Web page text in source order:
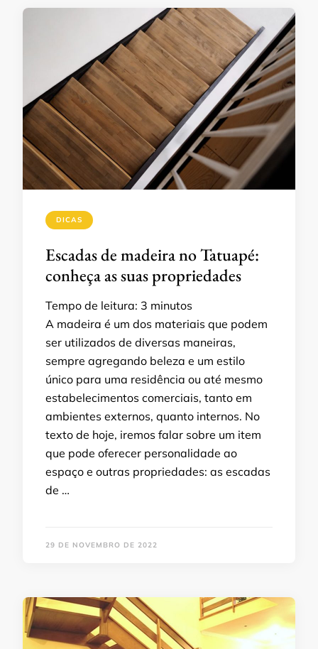
DICAS
Escadas de madeira no Tatuapé:
conheça as suas propriedades
Tempo de leitura: 3 minutos
A madeira é um dos materiais que podem
ser utilizados de diversas maneiras,
sempre agregando beleza e um estilo
único para uma residência ou até mesmo
estabelecimentos comerciais, tanto em
ambientes externos, quanto internos. No
texto de hoje, iremos falar sobre um item
que pode oferecer personalidade ao
espaço e outras propriedades: as escadas
de …
29 DE NOVEMBRO DE 2022